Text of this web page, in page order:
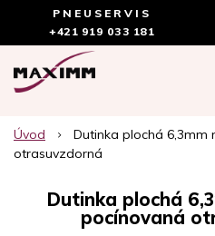
PNEUSERVIS
+421 919 033 181
Úvod
Dutinka plochá 6,3mm
otrasuvzdorná
Dutinka plochá
pocínovaná